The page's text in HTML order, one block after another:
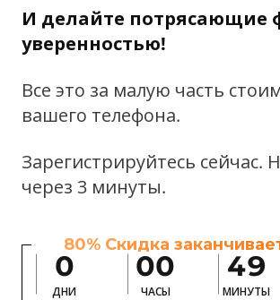
И делайте потрясающие
уверенностью!
Все это за малую часть
вашего телефона.
Зарегистрируйтесь сейчас.
через 3 минуты.
80% Скидка
0
ДНИ
00
ЧАСЫ
49
МИНУТЫ